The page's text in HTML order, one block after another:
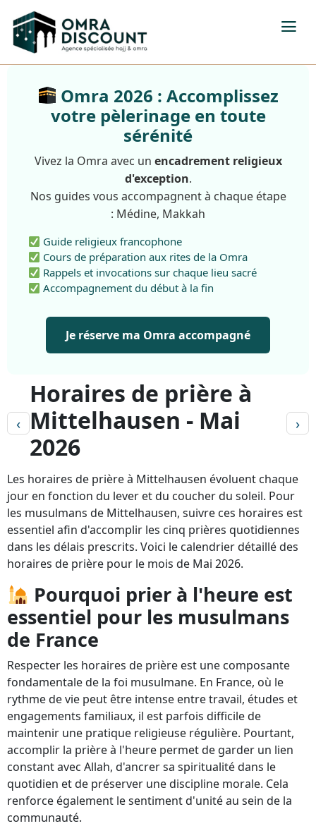
Omra 2026 : Accomplissez
votre pèlerinage en toute
sérénité
Vivez la Omra avec un encadrement religieux
d'exception.
Nos guides vous accompagnent à chaque étape
: Médine, Makkah
Guide religieux francophone
Cours de préparation aux rites de la Omra
Rappels et invocations sur chaque lieu sacré
Accompagnement du début à la fin
Je réserve ma Omra accompagné
‹
Horaires de prière à
Mittelhausen - Mai
2026
›
Les horaires de prière à Mittelhausen évoluent chaque
jour en fonction du lever et du coucher du soleil. Pour
les musulmans de Mittelhausen, suivre ces horaires est
essentiel afin d'accomplir les cinq prières quotidiennes
dans les délais prescrits. Voici le calendrier détaillé des
horaires de prière pour le mois de Mai 2026.
Pourquoi prier à l'heure est
essentiel pour les musulmans
de France
Respecter les horaires de prière est une composante
fondamentale de la foi musulmane. En France, où le
rythme de vie peut être intense entre travail, études et
engagements familiaux, il est parfois difficile de
maintenir une pratique religieuse régulière. Pourtant,
accomplir la prière à l'heure permet de garder un lien
constant avec Allah, d'ancrer sa spiritualité dans le
quotidien et de préserver une discipline morale. Cela
renforce également le sentiment d'unité au sein de la
communauté.